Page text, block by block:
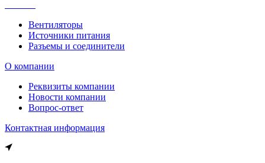
Вентиляторы
Источники питания
Разъемы и соединители
О компании
Реквизиты компании
Новости компании
Вопрос-ответ
Контактная информация